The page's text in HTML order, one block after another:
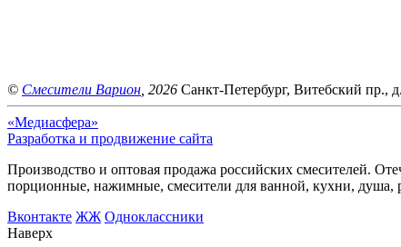
© Смесители Варион , 2026 Санкт-Петербург, Витебский пр.,
«Медиасфера»
Разработка и продвижение сайта
Производство и оптовая продажа российских смесителей.
порционные, нажимные, смесители для ванной, кухни, душа,
Bконтакте ЖЖ Одноклассники
Наверх